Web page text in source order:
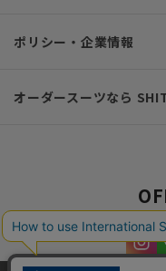
ポリシー・企業情報
オーダースーツなら